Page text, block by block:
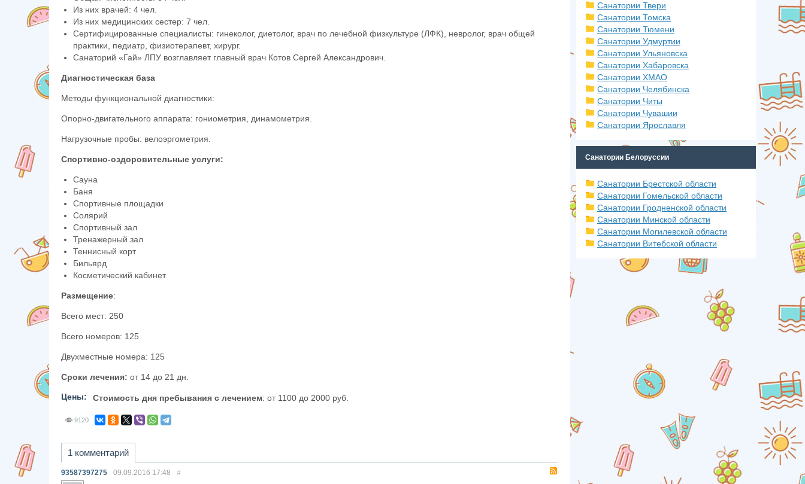
Из них врачей: 4 чел.
Из них медицинских сестер: 7 чел.
Сертифицированные специалисты: гинеколог, диетолог, врач по лечебной физкультуре (ЛФК), невролог, врач общей
практики, педиатр, физиотерапевт, хирург.
Санаторий «Гай» ЛПУ возглавляет главный врач Котов Сергей Александрович.
Диагностическая база
Методы функциональной диагностики:
Опорно-двигательного аппарата: гониометрия, динамометрия.
Нагрузочные пробы: велоэргометрия.
Спортивно-оздоровительные услуги:
Сауна
Баня
Спортивные площадки
Солярий
Спортивный зал
Тренажерный зал
Теннисный корт
Бильярд
Косметический кабинет
Размещение:
Всего мест: 250
Всего номеров: 125
Двухместные номера: 125
Сроки лечения: от 14 до 21 дн.
Цены: Стоимость дня пребывания с лечением: от 1100 до 2000 руб.
9120
1 комментарий
93587397275 09.09.2016 17:48 #
Санатории Твери
Санатории Томска
Санатории Тюмени
Санатории Удмуртии
Санатории Ульяновска
Санатории Хабаровска
Санатории ХМАО
Санатории Челябинска
Санатории Читы
Санатории Чувашии
Санатории Ярославля
Санатории Белоруссии
Санатории Брестской области
Санатории Гомельской области
Санатории Гродненской области
Санатории Минской области
Санатории Могилевской области
Санатории Витебской области